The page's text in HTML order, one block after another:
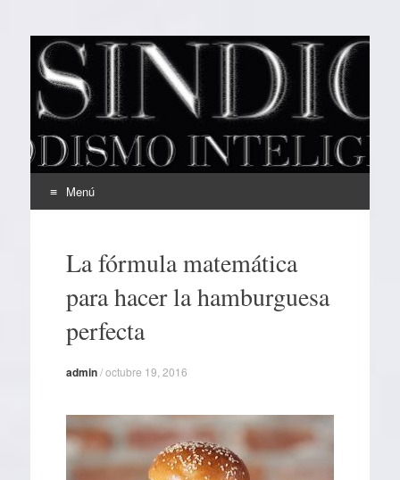
EL SINDICAL
Periodismo Inteligente
Menú
contenidoLa fórmula matemática
para hacer la hamburguesa
perfecta
admin/octubre 19, 2016